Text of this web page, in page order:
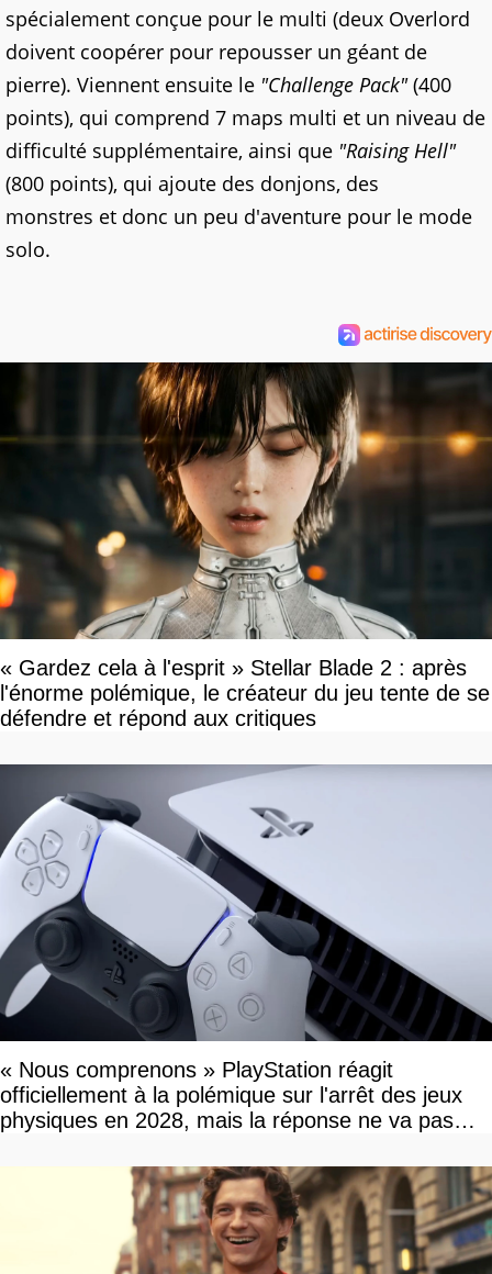
spécialement conçue pour le multi (deux Overlord
doivent coopérer pour repousser un géant de
pierre). Viennent ensuite le "Challenge Pack"(400
points), qui comprend 7 maps multi et un niveau de
difficulté supplémentaire, ainsi que "Raising Hell"
(800 points), qui ajoute des donjons, des
monstres et donc un peu d'aventure pour le mode
solo.
« Gardez cela à l'esprit » Stellar Blade 2 : après
l'énorme polémique, le créateur du jeu tente de se
défendre et répond aux critiques
« Nous comprenons » PlayStation réagit
officiellement à la polémique sur l'arrêt des jeux
physiques en 2028, mais la réponse ne va pas